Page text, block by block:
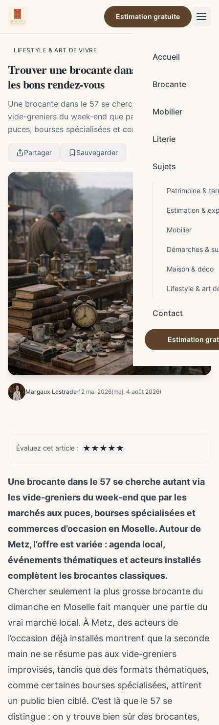
Estimation gratuite
Accueil
Brocante
Mobilier
Literie
Sujets
Patrimoine &
Estimation &
Mobilier
Démarches &
Maison & déco
Lifestyle & art
Contact
Estimation
LIFESTYLE & ART DE VIVRE
Trouver une brocante dans le 57 sans rater
les bons rendez-vous
Une brocante dans le 57 se cherche autant via les
vide-greniers du week-end que par les marchés aux
puces, bourses spécialisées et commerces d’occasion
en Moselle. Autour de Metz, l’offre est variée :...
Partager Sauvegarder
Margaux Lestrade·12 mai 2026(maj. 4 août 2026)
Évaluez cet article : ★ ★ ★ ★ ★
Une brocante dans le 57 se cherche autant via
les vide-greniers du week-end que par les
marchés aux puces, bourses spécialisées et
commerces d’occasion en Moselle. Autour de
Metz, l’offre est variée : agenda local,
événements thématiques et acteurs installés
complètent les brocantes classiques.
Chercher seulement la plus grosse brocante du
dimanche en Moselle fait manquer une partie du
vrai marché local. À Metz, des acteurs de
l’occasion déjà installés montrent que la seconde
main ne se résume pas aux vide-greniers
improvisés, tandis que des formats thématiques,
comme certaines bourses spécialisées, attirent
un public bien ciblé. C’est là que le 57 se
distingue : on y trouve bien sûr des brocantes,